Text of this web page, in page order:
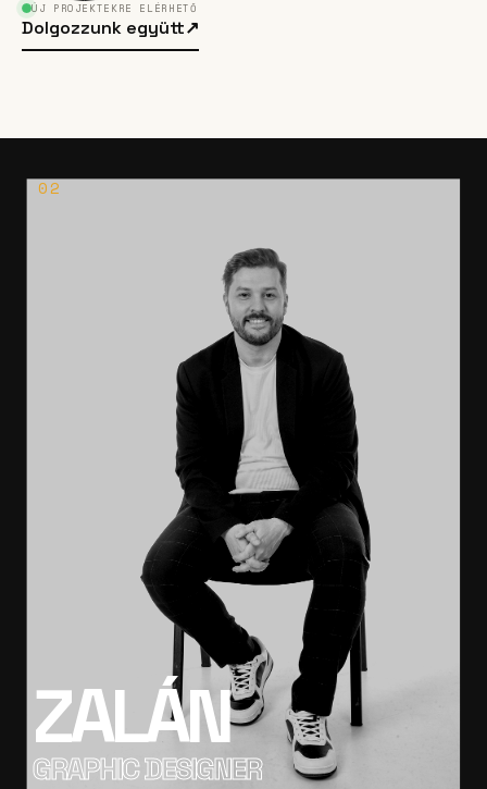
02
ZALÁN
GRAPHIC DESIGNER
ÚJ PROJEKTEKRE ELÉRHETŐ
Dolgozzunk együtt↗